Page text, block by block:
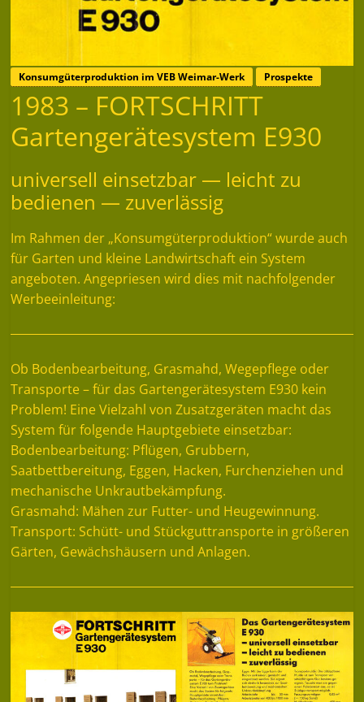
Konsumgüterproduktion im VEB Weimar-Werk Prospekte
1983 – FORTSCHRITT
Gartengerätesystem E930
universell einsetzbar — leicht zu
bedienen — zuverlässig
Im Rahmen der „Konsumgüterproduktion“ wurde auch
für Garten und kleine Landwirtschaft ein System
angeboten. Angepriesen wird dies mit nachfolgender
Werbeeinleitung:
Ob Bodenbearbeitung, Grasmahd, Wegepflege oder
Transporte – für das Gartengerätesystem E930 kein
Problem! Eine Vielzahl von Zusatzgeräten macht das
System für folgende Hauptgebiete einsetzbar:
Bodenbearbeitung: Pflügen, Grubbern,
Saatbettbereitung, Eggen, Hacken, Furchenziehen und
mechanische Unkrautbekämpfung.
Grasmahd: Mähen zur Futter- und Heugewinnung.
Transport: Schütt- und Stückguttransporte in größeren
Gärten, Gewächshäusern und Anlagen.